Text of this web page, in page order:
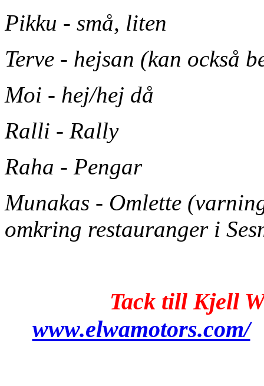
Pikku - små, liten
Terve - hejsan (kan också
Moi - hej/hej då
Ralli - Rally
Raha - Pengar
Munakas - Omlette
omkring restauranger i
Tack till Kjell
www.elwamotors.com/